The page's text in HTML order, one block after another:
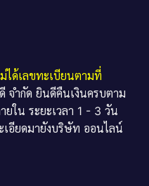
ได้เลขทะเบียนตามที่
จำกัด ยินดีคืนเงินครบตาม
ใน ระยะเวลา 1 - 3 วัน
เอียดมายังบริษัท ออนไลน์